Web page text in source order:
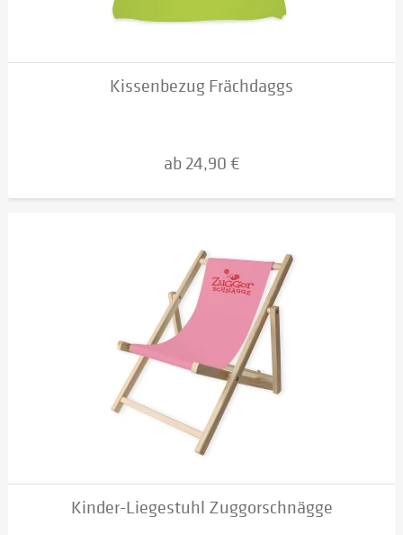
Kissenbezug Frächdaggs
ab 24,90 €
Kinder-Liegestuhl Zuggorschnägge